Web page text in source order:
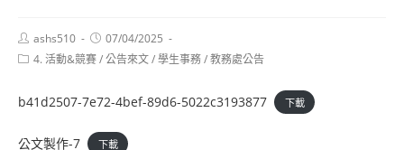
Post
author:
ashs510
Post
published:
07/04/2025
Post4. 活動&競賽/公告來文/學生事務/教務處公告
b41d2507-7e72-4bef-89d6-5022c3193877 下載
公文製作-7 下載